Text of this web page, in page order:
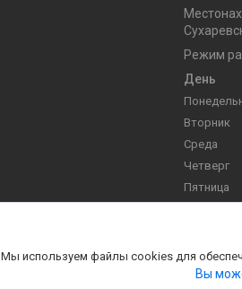
Режим
День
Вторник
Среда
Четверг
Пятница
Мы используем файлы cookies для
Вы